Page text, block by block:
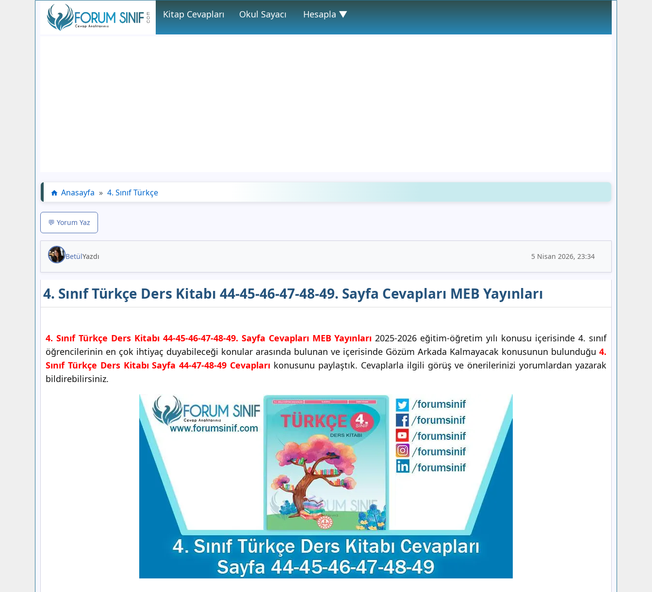
Kitap Cevapları Okul Sayacı Hesapla ▼
Anasayfa » 4. Sınıf Türkçe
💬 Yorum Yaz
BetülYazdı 5 Nisan 2026, 23:34
4. Sınıf Türkçe Ders Kitabı 44-45-46-47-48-49. Sayfa Cevapları MEB Yayınları
4. Sınıf Türkçe Ders Kitabı 44-45-46-47-48-49. Sayfa Cevapları MEB Yayınları 2025-2026 eğitim-öğretim yılı konusu içerisinde 4. sınıf
öğrencilerinin en çok ihtiyaç duyabileceği konular arasında bulunan ve içerisinde Gözüm Arkada Kalmayacak konusunun bulunduğu 4.
Sınıf Türkçe Ders Kitabı Sayfa 44-47-48-49 Cevapları konusunu paylaştık. Cevaplarla ilgili görüş ve önerilerinizi yorumlardan yazarak
bildirebilirsiniz.